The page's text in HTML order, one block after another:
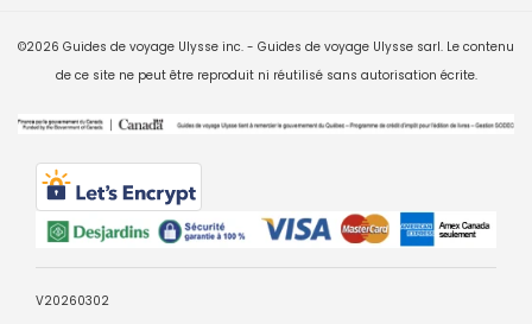
©2026 Guides de voyage Ulysse inc. - Guides de voyage Ulysse sarl. Le contenu
de ce site ne peut être reproduit ni réutilisé sans autorisation écrite.
V20260302